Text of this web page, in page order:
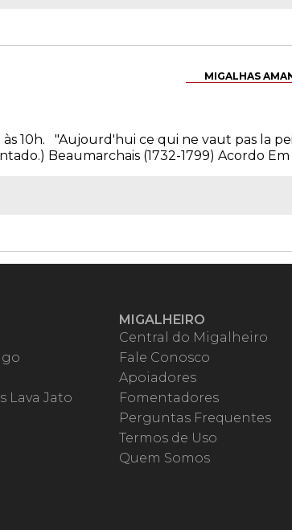
MIGALHAS
às 10h. "Aujourd'hui ce qui ne vaut pas la
Beaumarchais (1732-1799) Acordo Em
Lava Jato
MIGALHEIRO
Central do Migalheiro
Fale Conosco
Apoiadores
Fomentadores
Perguntas Frequentes
Termos de Uso
Quem Somos